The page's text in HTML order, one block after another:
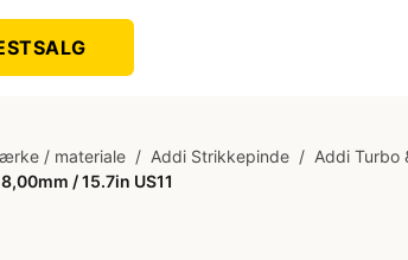
/ materiale / Addi Strikkepinde / Addi Turbo
/ 15.7in US11